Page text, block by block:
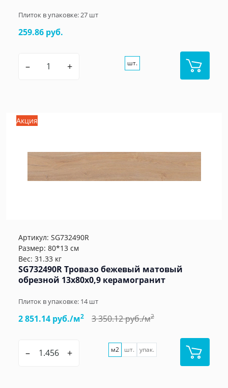
Плиток в упаковке:27 шт
259.86 руб.
– + шт.
Акция
Артикул: SG732490R
Размер: 80*13 см
Вес: 31.33 кг
SG732490R Тровазо бежевый матовый
обрезной 13x80x0,9 керамогранит
Плиток в упаковке: 14шт
2 851.14 руб./м2 3 350.12 руб./м2
– + м2 шт. упак.